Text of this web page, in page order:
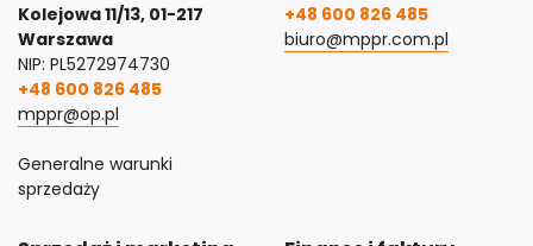
Kolejowa 11/13, 01-217
Warszawa
NIP: PL5272974730
+48 600 826 485
mppr@op.pl
Generalne warunki
sprzedaży
+48 600 826 485
biuro@mppr.com.pl